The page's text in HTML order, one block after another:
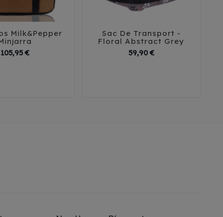

Milk&Pepper
105,95 €Prix
  
Sac De Transport -
Floral Abstract Grey
59,90 €Prix